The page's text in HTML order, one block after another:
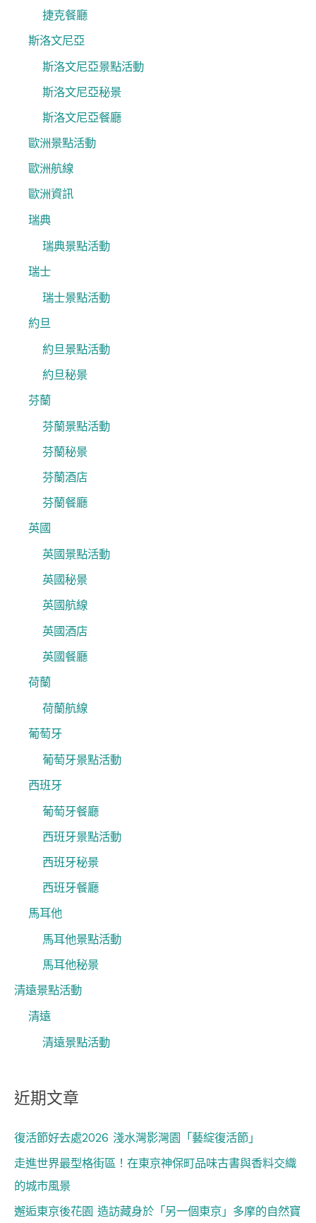
捷克餐廳
斯洛文尼亞
斯洛文尼亞景點活動
斯洛文尼亞秘景
斯洛文尼亞餐廳
歐洲景點活動
歐洲航線
歐洲資訊
瑞典
瑞典景點活動
瑞士
瑞士景點活動
約旦
約旦景點活動
約旦秘景
芬蘭
芬蘭景點活動
芬蘭秘景
芬蘭酒店
芬蘭餐廳
英國
英國景點活動
英國秘景
英國航線
英國酒店
英國餐廳
荷蘭
荷蘭航線
葡萄牙
葡萄牙景點活動
西班牙
葡萄牙餐廳
西班牙景點活動
西班牙秘景
西班牙餐廳
馬耳他
馬耳他景點活動
馬耳他秘景
清遠景點活動
清遠
清遠景點活動
近期文章
復活節好去處2026 淺水灣影灣園「藝綻復活節」
走進世界最型格街區！在東京神保町品味古書與香料交織
的城市風景
邂逅東京後花園 造訪藏身於「另一個東京」多摩的自然寶